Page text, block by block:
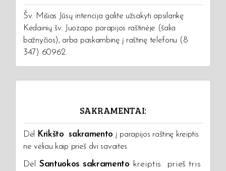
Šv. Mišias Jūsų intencija galite užsakyti apsilankę
Kėdainių šv. Juozapo parapijos raštinėje (šalia
bažnyčios), arba paskambinę į raštinę telefonu (8
347) 60962.
SAKRAMENTAI:
Dėl Krikšto sakramento į parapijos raštinę kreiptis
ne vėliau kaip prieš dvi savaites.
Dėl Santuokos sakramento kreiptis prieš tris